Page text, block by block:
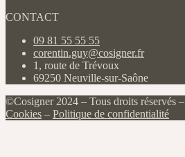
CONTACT
09 81 55 55 55
corentin.guy@cosigner.fr
1, route de Trévoux
69250 Neuville-sur-Saône
©Cosigner 2024 – Tous droits réservés –
Cookies – Politique de confidentialité